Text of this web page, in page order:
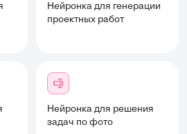
Нейронка для генерации
проектных работ
Нейронка для решения
задач по фото